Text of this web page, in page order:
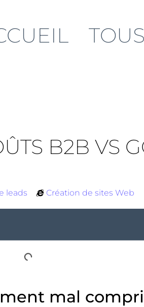
B2B VS
leads Création de sites Web
mal